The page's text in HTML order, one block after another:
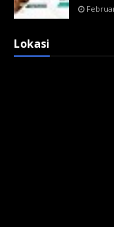
Lokasi